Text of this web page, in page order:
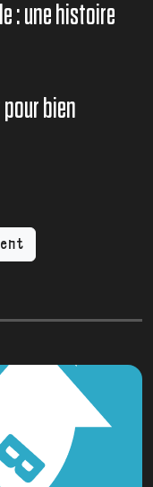
: une histoire
bien